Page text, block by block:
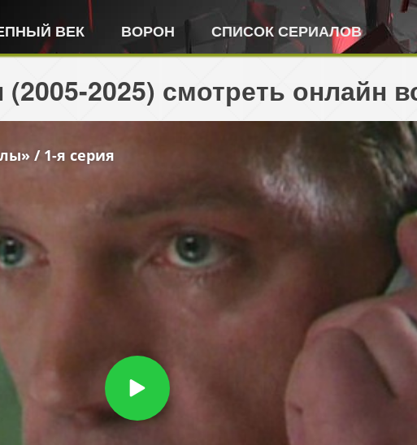
ВЕК ВОРОН СПИСОК СЕРИАЛОВ
2025) смотреть онлайн